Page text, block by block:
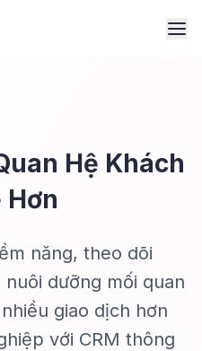
Hệ Khách
Hơn
năng, theo dõi
dưỡng mối quan
giao dịch hơn
với CRM thông